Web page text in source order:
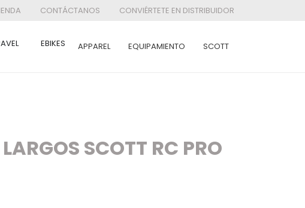
CONTÁCTANOS CONVIÉRTETE EN DISTRIBUIDOR
EBIKES APPAREL EQUIPAMIENTO SCOTT
SCOTT RC PRO